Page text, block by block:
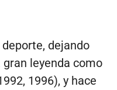
dejando
leyenda como
1996), y hace